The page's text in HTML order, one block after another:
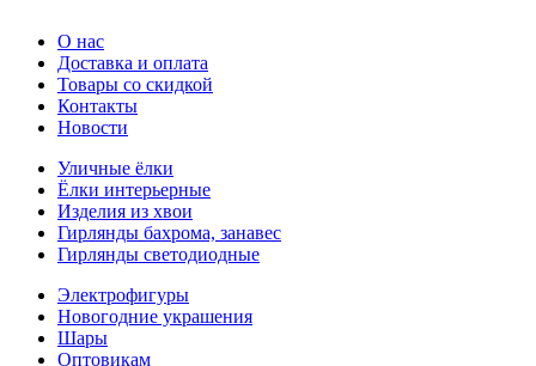
О нас
Доставка и оплата
Товары со скидкой
Контакты
Новости
Уличные ёлки
Ёлки интерьерные
Изделия из хвои
Гирлянды бахрома, занавес
Гирлянды светодиодные
Электрофигуры
Новогодние украшения
Шары
Оптовикам